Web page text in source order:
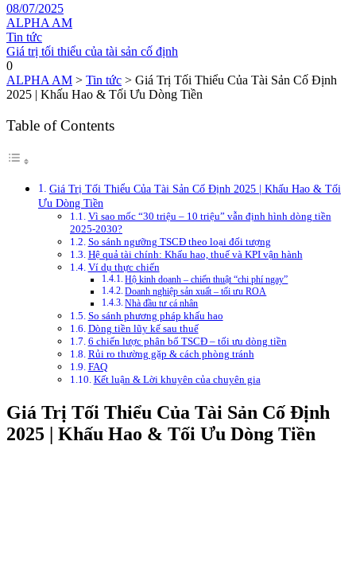
08/07/2025
ALPHA AM
Tin tức
Giá trị tối thiểu của tài sản cố định
0
ALPHA AM > Tin tức > Giá Trị Tối Thiểu Của Tài Sản Cố Định
2025 | Khấu Hao & Tối Ưu Dòng Tiền
Table of Contents
Giá Trị Tối Thiểu Của Tài Sản Cố Định 2025 | Khấu Hao & Tối
Ưu Dòng Tiền
Vì sao mốc “30 triệu – 10 triệu” vẫn định hình dòng tiền
2025-2030?
So sánh ngưỡng TSCĐ theo loại đối tượng
Hệ quả tài chính: Khấu hao, thuế và KPI vận hành
Ví dụ thực chiến
Hộ kinh doanh – chiến thuật “chi phí ngay”
Doanh nghiệp sản xuất – tối ưu ROA
Nhà đầu tư cá nhân
So sánh phương pháp khấu hao
Dòng tiền lũy kế sau thuế
6 chiến lược phân bổ TSCĐ – tối ưu dòng tiền
Rủi ro thường gặp & cách phòng tránh
FAQ
Kết luận & Lời khuyên của chuyên gia
Giá Trị Tối Thiểu Của Tài Sản Cố Định
2025 | Khấu Hao & Tối Ưu Dòng Tiền